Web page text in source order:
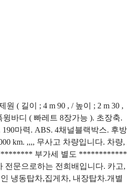
( 길이 ; 4 m 90 , / 높이 ; 2 m 30 ,
윙바디 ( 빠레트 8장가능 ). 초장축.
마력. ABS. 4채널블랙박스. 후방
km. ,,,, 무사고 차량입니다. 차량,
부가세 별도 ************
전문으로하는 전희배입니다. 카고,
냉동탑차,집게차, 내장탑차.개별